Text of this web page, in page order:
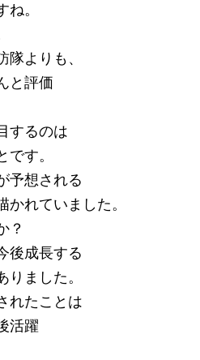
。
隊よりも、
と評価
するのは
す。
予想される
かれていました。
？
後成長する
りました。
れたことは
活躍